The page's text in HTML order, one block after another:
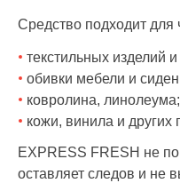
Средство подходит для
текстильных изделий
обивки мебели и
ковролина, линолеума;
кожи, винила и других
EXPRESS FRESH не
оставляет следов и не